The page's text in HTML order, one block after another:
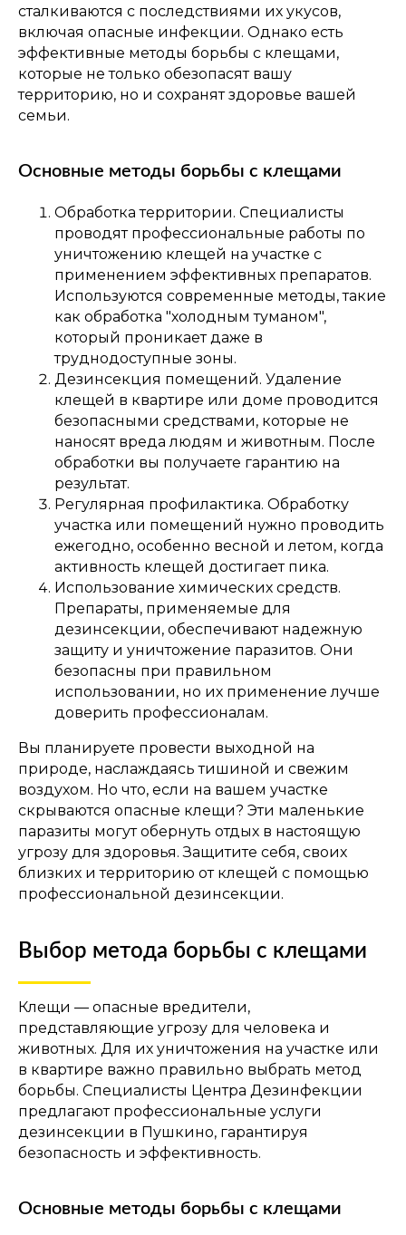
сталкиваются с последствиями их укусов,
включая опасные инфекции. Однако есть
эффективные методы борьбы с клещами,
которые не только обезопасят вашу
территорию, но и сохранят здоровье вашей
семьи.
Основные методы борьбы с клещами
Обработка территории. Специалисты
проводят профессиональные работы по
уничтожению клещей на участке с
применением эффективных препаратов.
Используются современные методы, такие
как обработка "холодным туманом",
который проникает даже в
труднодоступные зоны.
Дезинсекция помещений. Удаление
клещей в квартире или доме проводится
безопасными средствами, которые не
наносят вреда людям и животным. После
обработки вы получаете гарантию на
результат.
Регулярная профилактика. Обработку
участка или помещений нужно проводить
ежегодно, особенно весной и летом, когда
активность клещей достигает пика.
Использование химических средств.
Препараты, применяемые для
дезинсекции, обеспечивают надежную
защиту и уничтожение паразитов. Они
безопасны при правильном
использовании, но их применение лучше
доверить профессионалам.
Вы планируете провести выходной на
природе, наслаждаясь тишиной и свежим
воздухом. Но что, если на вашем участке
скрываются опасные клещи? Эти маленькие
паразиты могут обернуть отдых в настоящую
угрозу для здоровья. Защитите себя, своих
близких и территорию от клещей с помощью
профессиональной дезинсекции.
Выбор метода борьбы с клещами
Клещи — опасные вредители,
представляющие угрозу для человека и
животных. Для их уничтожения на участке или
в квартире важно правильно выбрать метод
борьбы. Специалисты Центра Дезинфекции
предлагают профессиональные услуги
дезинсекции в Пушкино, гарантируя
безопасность и эффективность.
Основные методы борьбы с клещами